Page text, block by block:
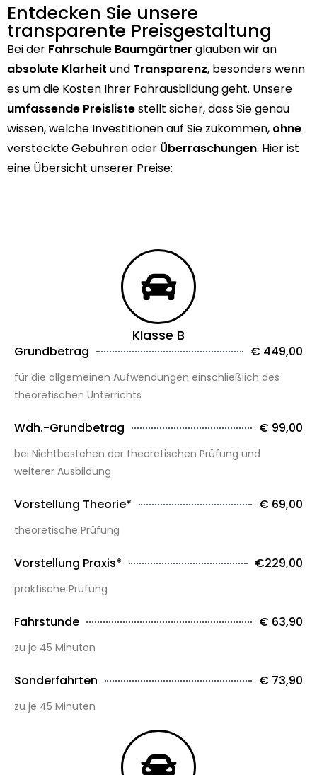
Entdecken Sie unsere
transparente Preisgestaltung
Bei der Fahrschule Baumgärtner glauben wir an
absolute Klarheit und Transparenz, besonders wenn
es um die Kosten Ihrer Fahrausbildung geht. Unsere
umfassende Preislistestellt sicher, dass Sie genau
wissen, welche Investitionen auf Sie zukommen, ohne
versteckte Gebühren oder Überraschungen. Hier ist
eine Übersicht unserer Preise:
Klasse B
Grundbetrag € 449,00
für die allgemeinen Aufwendungen einschließlich des
theoretischen Unterrichts
Wdh.-Grundbetrag € 99,00
bei Nichtbestehen der theoretischen Prüfung und
weiterer Ausbildung
Vorstellung Theorie* € 69,00
theoretische Prüfung
Vorstellung Praxis* €229,00
praktische Prüfung
Fahrstunde € 63,90
zu je 45 Minuten
Sonderfahrten € 73,90
zu je 45 Minuten